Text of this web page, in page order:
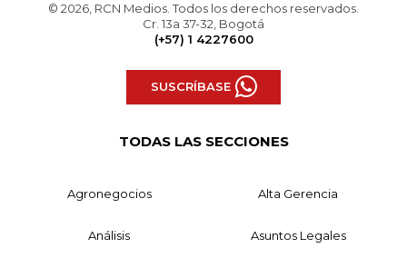
© 2026, RCN Medios. Todos los derechos reservados.
Cr. 13a 37-32, Bogotá
(+57) 1 4227600
SUSCRÍBASE
TODAS LAS SECCIONES
Agronegocios Alta Gerencia
Análisis Asuntos Legales